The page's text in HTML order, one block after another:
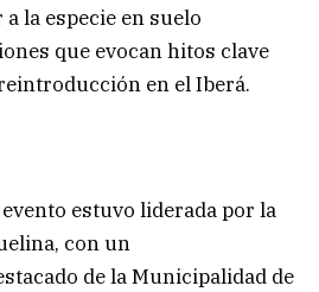
la especie en suelo
que evocan hitos clave
en el Iberá.
estuvo liderada por la
con un
de la Municipalidad de